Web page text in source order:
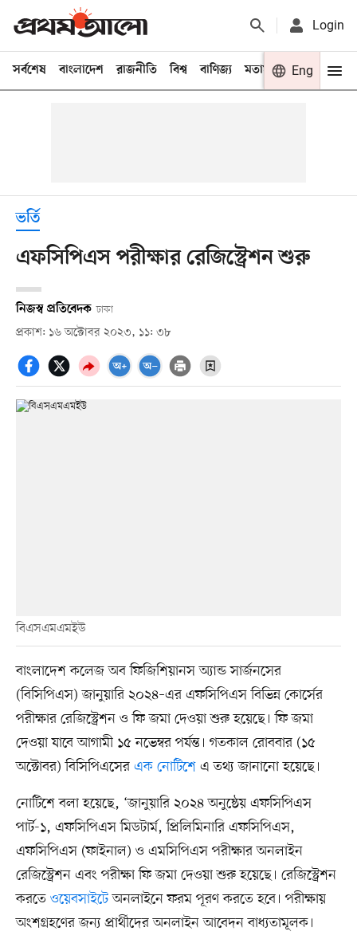
Login
সর্বশেষ বাংলাদেশ রাজনীতি বিশ্ব বাণিজ্য মতামত খেলা
Eng
ভর্তি
এফসিপিএস পরীক্ষার রেজিস্ট্রেশন শুরু
নিজস্ব প্রতিবেদক ঢাকা
প্রকাশ: ১৬ অক্টোবর ২০২৩, ১১: ৩৮
বিএসএমএমইউ
বাংলাদেশ কলেজ অব ফিজিশিয়ানস অ্যান্ড সার্জনসের
(বিসিপিএস) জানুয়ারি ২০২৪–এর এফসিপিএস বিভিন্ন কোর্সের
পরীক্ষার রেজিস্ট্রেশন ও ফি জমা দেওয়া শুরু হয়েছে। ফি জমা
দেওয়া যাবে আগামী ১৫ নভেম্বর পর্যন্ত। গতকাল রোববার (১৫
অক্টোবর) বিসিপিএসের এক নোটিশেএ তথ্য জানানো হয়েছে।
নোটিশে বলা হয়েছে, ‘জানুয়ারি ২০২৪ অনুষ্ঠেয় এফসিপিএস
পার্ট-১, এফসিপিএস মিডটার্ম, প্রিলিমিনারি এফসিপিএস,
এফসিপিএস (ফাইনাল) ও এমসিপিএস পরীক্ষার অনলাইন
রেজিস্ট্রেশন এবং পরীক্ষা ফি জমা দেওয়া শুরু হয়েছে। রেজিস্ট্রেশন
করতে ওয়েবসাইটেঅনলাইনে ফরম পূরণ করতে হবে। পরীক্ষায়
অংশগ্রহণের জন্য প্রার্থীদের অনলাইন আবেদন বাধ্যতামূলক।